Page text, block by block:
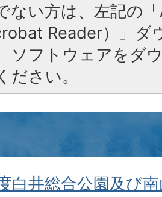
ない方は、左記の
Reader）」ダ
ソフトウェアをダ
ださい。
白井総合公園及び